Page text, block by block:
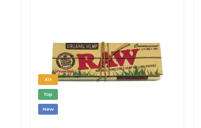
Хіт
Top
New